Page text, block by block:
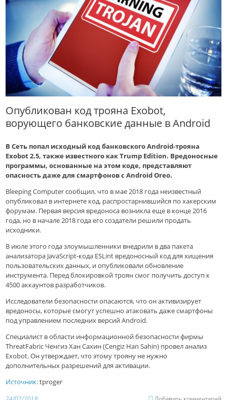
Опубликован код трояна Exobot,
ворующего банковские данные в Android
В Сеть попал исходный код банковского Android-трояна
Exobot 2.5, также известного как Trump Edition. Вредоносные
программы, основанные на этом коде, представляют
опасность даже для смартфонов с Android Oreo.
Bleeping Computer сообщил, что в мае 2018 года неизвестный
опубликовал в интернете код, распростарнившийся по хакерским
форумам. Первая версия вредоноса возникла еще в конце 2016
года, но в начале 2018 года его создатели решили продать
исходники.
В июле этого года злоумышленники внедрили в два пакета
анализатора JavaScript-кода ESLint вредоносный код для хищения
пользовательских данных, и опубликовали обновление
инструмента. Перед блокировкой троян смог получить доступ к
4500 аккаунтов разработчиков.
Исследователи безопасности опасаются, что он активизирует
вредоносы, которые смогут успешно атаковать даже смартфоны
под управлением последних версий Android.
Специалист в области информационной безопасности фирмы
ThreatFabric Ченгиз Хан Сахин (Cengiz Han Sahin) провел анализ
Exobot. Он утверждает, что этому трояну не нужно
дополнительных разрешений для активации.
Источник:tproger